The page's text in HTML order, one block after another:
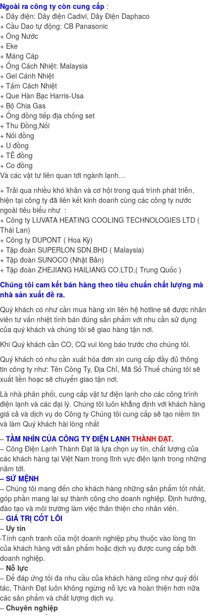
Ngoài ra công ty còn cung cấp :
+ Dây điện: Dây điện Cadivi, Dây Điện Daphaco
+ Cầu Dao tự động: CB Panasonic
+ Ông Nước
+ Eke
+ Máng Cáp
+ Ống Cách Nhiệt: Malaysia
+ Gel Cánh Nhiệt
+ Tấm Cách Nhiệt
+ Que Hàn Bạc Harris-Usa
+ Bộ Chia Gas
+ Ống đồng tiếp địa chống set
+ Thu Đồng,Nối
+ Nối đồng
+ U đồng
+ TÊ đồng
+ Co đồng
Và các vật tư liên quan tới ngành lạnh…
+ Trải qua nhiều khó khăn và cơ hội trong quá trình phát triễn,
hiện tại công ty đã liên kết kinh doanh cùng các công ty nước
ngoài tiêu biểu như :
+ Công ty LUVATA HEATING COOLING TECHNOLOGIES LTD (
Thái Lan)
+ Công ty DUPONT ( Hoa Kỳ)
+ Tập đoàn SUPERLON SDN.BHD ( Malaysia)
+ Tập đoàn SUNOCO (Nhật Bản)
+ Tập đoàn ZHEJIANG HAILIANG CO.LTD,( Trung Quốc )
Chúng tôi cam kết bán hàng theo tiêu chuẩn chất lượng mà
nhà sản xuất đề ra.
Quý khách có như cần mua hàng xin liên hệ hotline sẽ được nhân
viên tư vấn nhiệt tình bán đúng sản phẩm với nhu cần sử dụng
của quý khách và chúng tôi sẽ giao hàng tận nơi.
Khi Quý khách cần CO, CQ vui lòng báo trước cho chúng tôi.
Quý khách có nhu cần xuất hóa đơn xin cung cấp đầy đủ thông
tin công ty như: Tên Công Ty, Địa Chỉ, Mã Số Thuế chúng tôi sẽ
xuất liền hoạc sẽ chuyển giao tận nơi.
Là nhà phân phối, cung cấp vật tư điện lạnh cho các công trình
điện lạnh và các đại lý. Chúng tôi luôn khẳng định với khách hàng
giá cả và dịch vụ do Công ty Chúng tôi cung cấp sẽ tạo niềm tin
và làm Quý khách hài lòng nhất
– TẦM NHÌN CỦA CÔNG TY ĐIỆN LẠNH THÀNH ĐẠT.
– Công Điện Lạnh Thành Đạt là lựa chọn uy tín, chất lượng của
các khách hàng tại Việt Nam trong lĩnh vực điện lạnh trong những
năm tới.
– SỨ MỆNH
– Chúng tôi mang đến cho khách hàng những sản phẩm tốt nhất,
góp phần mang lại sự thành công cho doanh nghiệp. Định hướng,
đào tạo và môi trường làm việc thân thiện cho nhân viên.
– GIÁ TRỊ CỐT LÕI
– Uy tín
-Tính cạnh tranh của một doanh nghiệp phụ thuộc vào lòng tin
của khách hàng với sản phẩm hoặc dịch vụ được cung cấp bởi
doanh nghiệp.
– Nỗ lực
– Để đáp ứng tối đa nhu cầu của khách hàng cũng như quý đối
tác, Thành Đạt luôn không ngừng nỗ lực và hoàn thiện hơn nữa
các sản phẩm và chất lượng dịch vụ.
– Chuyên nghiệp